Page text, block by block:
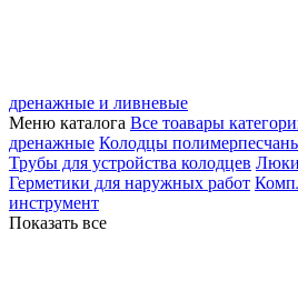
дренажные и ливневые
Меню каталога Все тоавары
дренажные Колодцы
Трубы для устройства колодцев Люки
Герметики для наружных работ
инструмент
Показать все